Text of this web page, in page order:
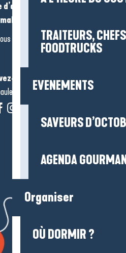
TRAITEURS,
FOODTRUCKS
EVENEMENTS
SAVEURS
AGENDA
Organiser
OÙ DORMIR ?
d’audition ?
?
en
cliquant-ici
nous !